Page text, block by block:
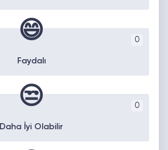
0
😄
Faydalı
0
😒
Daha İyi Olabilir